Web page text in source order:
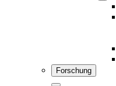
Forschung